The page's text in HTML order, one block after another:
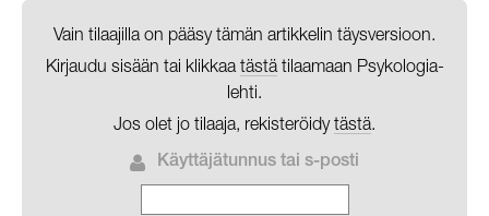
Vain tilaajilla on pääsy tämän artikkelin täysversioon.
Kirjaudu sisään tai klikkaa tästätilaamaan Psykologia-
lehti.
Jos olet jo tilaaja, rekisteröidytästä.
Käyttäjätunnus tai s-posti